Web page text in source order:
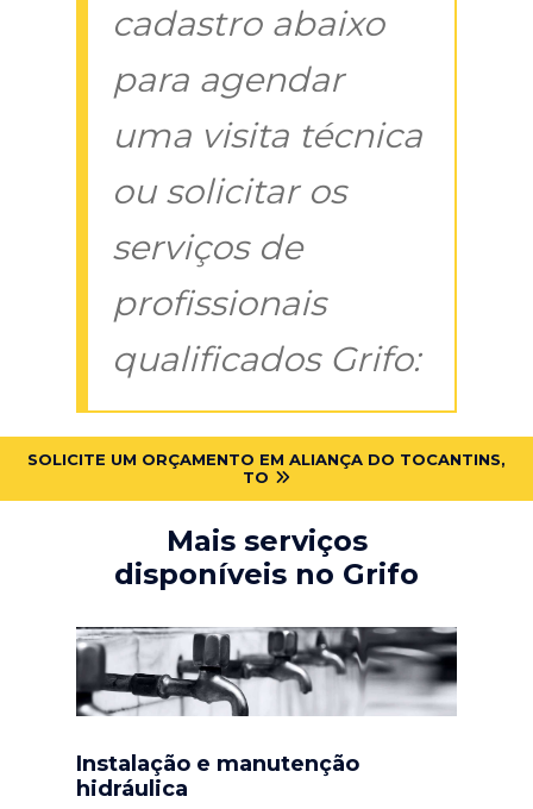
cadastro abaixo
para agendar
uma visita técnica
ou solicitar os
serviços de
profissionais
qualificados Grifo:
SOLICITE UM ORÇAMENTO EM ALIANÇA DO TOCANTINS,
TO
Mais serviços
disponíveis no Grifo
Instalação e manutenção
hidráulica